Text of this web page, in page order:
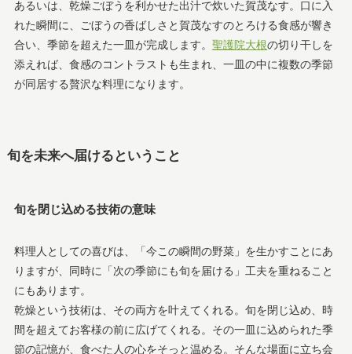
あるいは、乾燥ごぼうを利かせた出汁で炊いた賀茂なす。口に入
れた瞬間に、ごぼうの香ばしさと賀茂なすのとろける食感が響き
合い、季節を超えた一皿が完成します。 聖護院大根の切り干しを
添えれば、食感のコントラストも生まれ、一皿の中に複数の季節
が同居する贅沢な料理になります。
旬を未来へ届けるということ
旬を閉じ込める技術の意味
料理人としての喜びは、「今この瞬間の野菜」を生かすことにあ
りますが、同時に「次の季節にも旬を届ける」工夫を重ねること
にもあります。
乾燥という技術は、その両方を叶えてくれる。旬を閉じ込め、時
間を超えてお客様の前に広げてくれる。その一皿に込められた季
節の記憶が、食べた人の心をそっと温める。そんな場面に立ち会